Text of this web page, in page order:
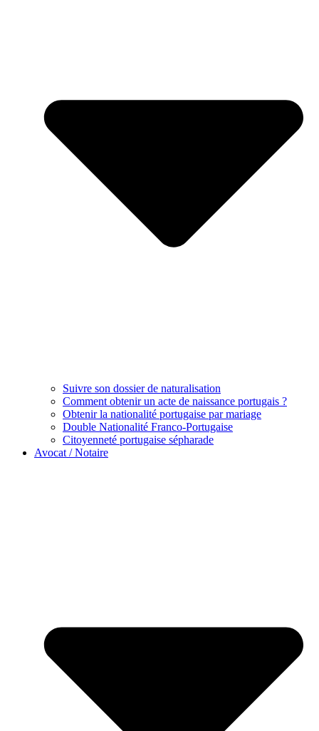
Suivre son dossier de naturalisation
Comment obtenir un acte de naissance portugais ?
Obtenir la nationalité portugaise par mariage
Double Nationalité Franco-Portugaise
Citoyenneté portugaise sépharade
Avocat / Notaire